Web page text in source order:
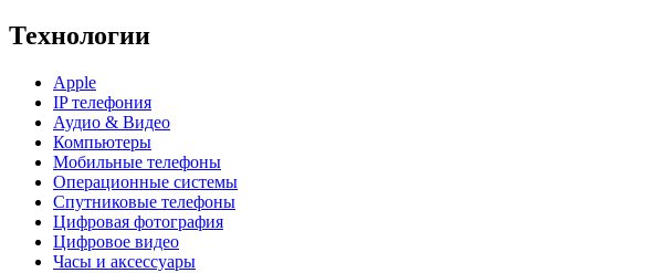
Технологии
Apple
IP телефония
Аудио & Видео
Компьютеры
Мобильные телефоны
Операционные системы
Спутниковые телефоны
Цифровая фотография
Цифровое видео
Часы и аксессуары